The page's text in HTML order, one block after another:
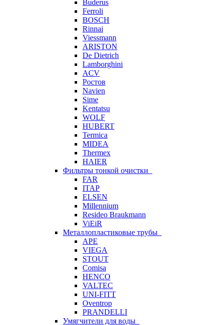
Buderus
Ferroli
BOSCH
Rinnai
Viessmann
ARISTON
De Dietrich
Lamborghini
ACV
Ростов
Navien
Sime
Kentatsu
WOLF
HUBERT
Termica
MIDEA
Thermex
HAIER
Фильтры тонкой очистки
FAR
ITAP
ELSEN
Millennium
Resideo Braukmann
ViEiR
Металлопластиковые трубы
APE
VIEGA
STOUT
Comisa
HENCO
VALTEC
UNI-FITT
Oventrop
PRANDELLI
Умягчители для воды